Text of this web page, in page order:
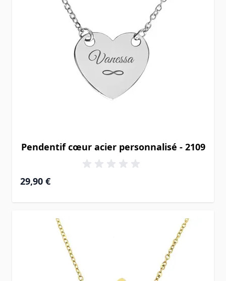
Pendentif cœur acier personnalisé - 2109
29,90 €